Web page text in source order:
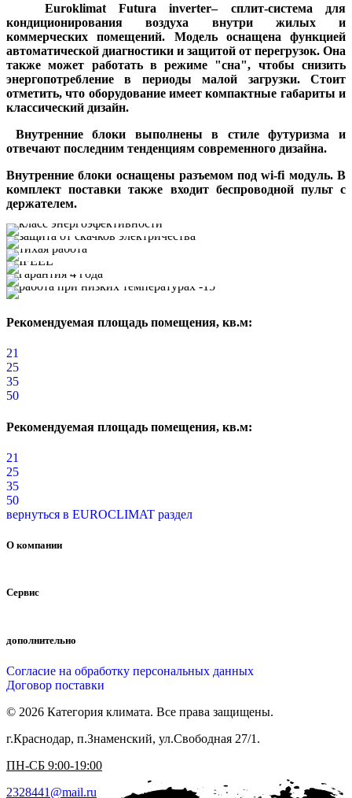
Euroklimat Futura inverter– сплит-система для
кондиционирования воздуха внутри жилых и
коммерческих помещений. Модель оснащена функцией
автоматической диагностики и защитой от перегрузок. Она
также может работать в режиме "сна", чтобы снизить
энергопотребление в периоды малой загрузки. Стоит
отметить, что оборудование имеет компактные габариты и
классический дизайн.
Внутренние блоки выполнены в стиле футуризма и
отвечают последним тенденциям современного дизайна.
Внутренние блоки оснащены разъемом под wi-fi модуль. В
комплект поставки также входит беспроводной пульт с
держателем.
Рекомендуемая площадь помещения, кв.м:
21
25
35
50
Рекомендуемая площадь помещения, кв.м:
21
25
35
50
вернуться в EUROCLIMAT раздел
О компании
Сервис
дополнительно
Согласие на обработку персональных данных
Договор поставки
© 2026 Категория климата. Все права защищены.
г.Краснодар, п.Знаменский, ул.Свободная 27/1.
ПН-СБ 9:00-19:00
2328441@mail.ru